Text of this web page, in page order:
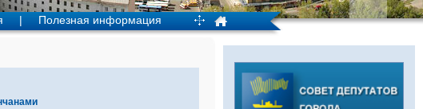
| Полезная информация